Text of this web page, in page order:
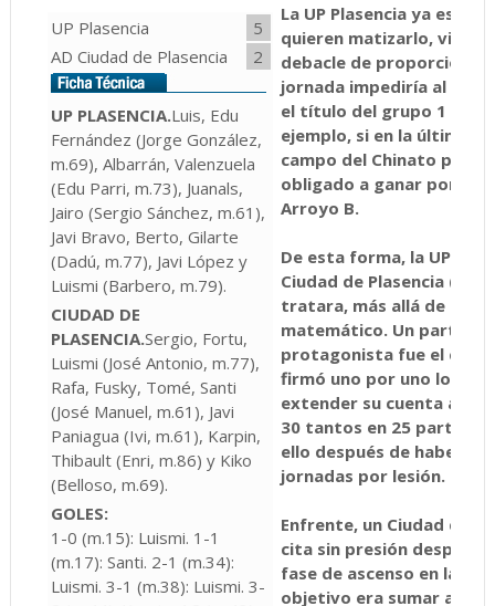
UP Plasencia
5
AD Ciudad de Plasencia
2
UP PLASENCIA.Luis, Edu
Fernández (Jorge González,
m.69), Albarrán, Valenzuela
(Edu Parri, m.73), Juanals,
Jairo (Sergio Sánchez, m.61),
Javi Bravo, Berto, Gilarte
(Dadú, m.77), Javi López y
Luismi (Barbero, m.79).
CIUDAD DE
PLASENCIA.Sergio, Fortu,
Luismi (José Antonio, m.77),
Rafa, Fusky, Tomé, Santi
(José Manuel, m.61), Javi
Paniagua (Ivi, m.61), Karpin,
Thibault (Enri, m.86) y Kiko
(Belloso, m.69).
GOLES:
1-0 (m.15): Luismi. 1-1
(m.17): Santi. 2-1 (m.34):
Luismi. 3-1 (m.38): Luismi. 3-
La UP Plasencia ya es
quieren matizarlo,
debacle de proporciones
jornada impediría al
el título del grupo 1 de
ejemplo, si en la última
campo del Chinato por
obligado a ganar por 19
Arroyo B.
De esta forma, la UPP
Ciudad de Plasencia (5-
tratara, más allá de
matemático. Un partido
protagonista fue el
firmó uno por uno los
extender su cuenta
30 tantos en 25
ello después de haberse
jornadas por lesión.
Enfrente, un Ciudad de
cita sin presión después
fase de ascenso en la
objetivo era sumar